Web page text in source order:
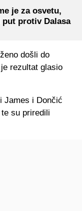
je za osvetu,
protiv Dalasa
došli do
rezultat glasio
James i Dončić
su priredili